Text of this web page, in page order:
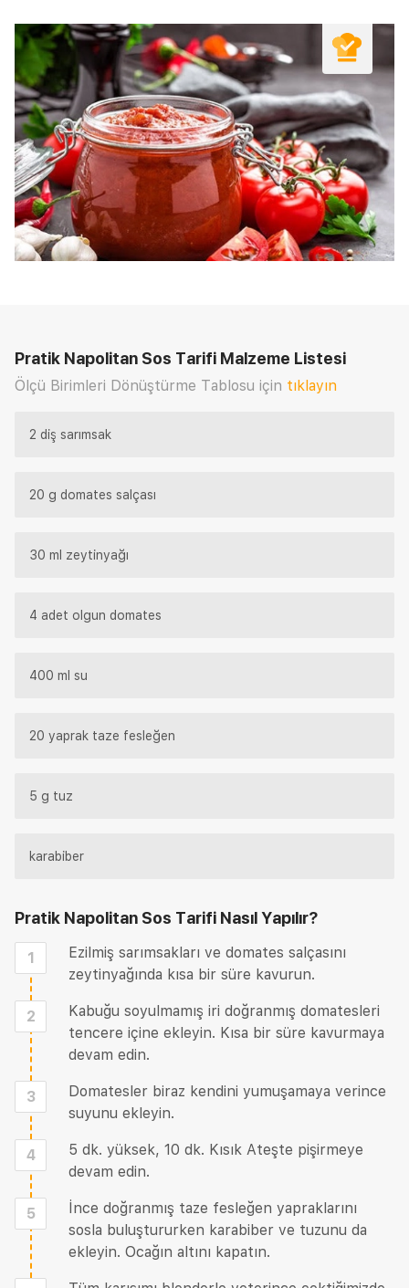
Pratik Napolitan Sos Tarifi Malzeme Listesi
Ölçü Birimleri Dönüştürme Tablosu için tıklayın
2 diş sarımsak
20 g domates salçası
30 ml zeytinyağı
4 adet olgun domates
400 ml su
20 yaprak taze fesleğen
5 g tuz
karabiber
Pratik Napolitan Sos Tarifi Nasıl Yapılır?
1
Ezilmiş sarımsakları ve domates salçasını
zeytinyağında kısa bir süre kavurun.
2
Kabuğu soyulmamış iri doğranmış domatesleri
tencere içine ekleyin. Kısa bir süre kavurmaya
devam edin.
3
Domatesler biraz kendini yumuşamaya verince
suyunu ekleyin.
4
5 dk. yüksek, 10 dk. Kısık Ateşte pişirmeye
devam edin.
5
İnce doğranmış taze fesleğen yapraklarını
sosla buluştururken karabiber ve tuzunu da
ekleyin. Ocağın altını kapatın.